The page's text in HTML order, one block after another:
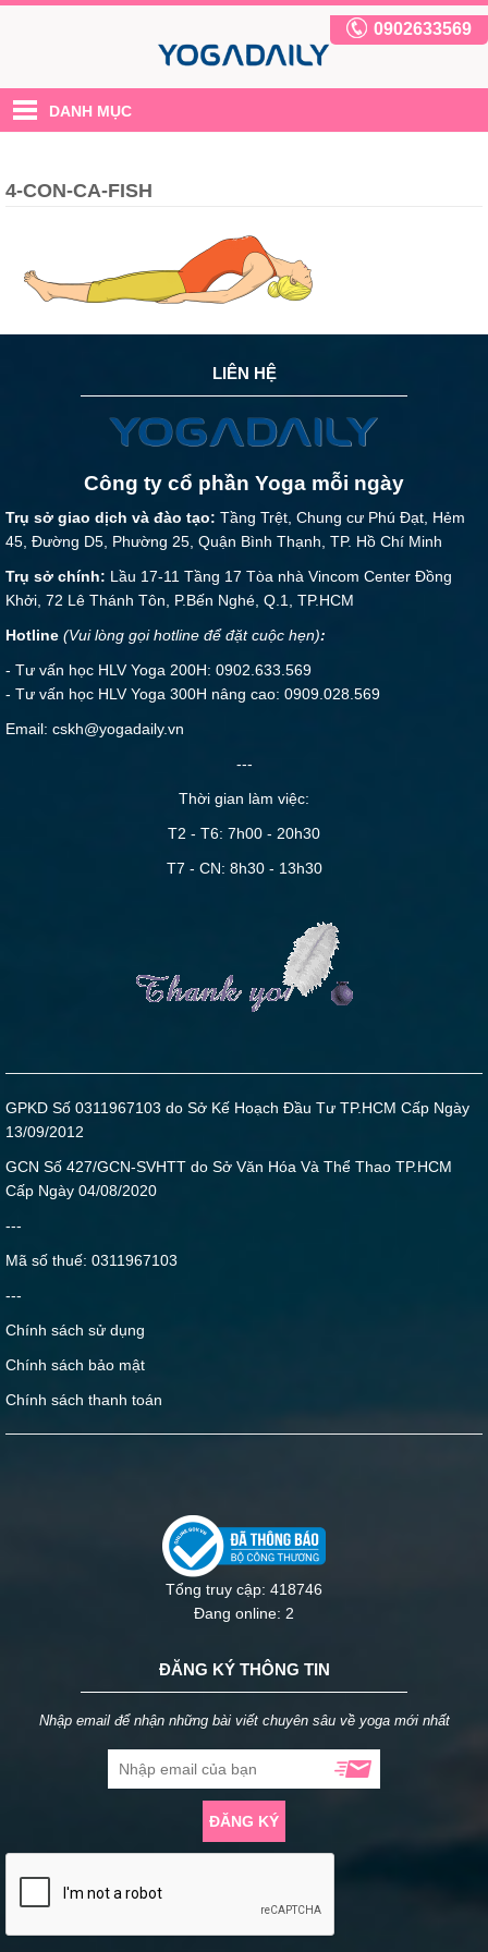
0902633569
DANH MỤC
4-CON-CA-FISH
LIÊN HỆ
Công ty cổ phần Yoga mỗi ngày
Trụ sở giao dịch và đào tạo: Tầng Trệt, Chung cư Phú Đạt, Hẻm
45, Đường D5, Phường 25, Quận Bình Thạnh, TP. Hồ Chí Minh
Trụ sở chính: Lầu 17-11 Tầng 17 Tòa nhà Vincom Center Đồng
Khởi, 72 Lê Thánh Tôn, P.Bến Nghé, Q.1, TP.HCM
Hotline (Vui lòng gọi hotline để đặt cuộc hẹn):
- Tư vấn học HLV Yoga 200H: 0902.633.569
- Tư vấn học HLV Yoga 300H nâng cao: 0909.028.569
Email: cskh@yogadaily.vn
---
Thời gian làm việc:
T2 - T6: 7h00 - 20h30
T7 - CN: 8h30 - 13h30
GPKD Số 0311967103 do Sở Kế Hoạch Đầu Tư TP.HCM Cấp Ngày
13/09/2012
GCN Số 427/GCN-SVHTT do Sở Văn Hóa Và Thể Thao TP.HCM
Cấp Ngày 04/08/2020
---
Mã số thuế: 0311967103
---
Chính sách sử dụng
Chính sách bảo mật
Chính sách thanh toán
Tổng truy cập: 418746
Đang online: 2
ĐĂNG KÝ THÔNG TIN
Nhập email để nhận những bài viết chuyên sâu về yoga mới nhất
ĐĂNG KÝ